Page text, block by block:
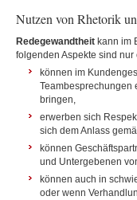
Nutzen von Rhetorik
Redegewandtheit kann im
folgenden Aspekte sind
können im
Teambesprechungen
bringen,
erwerben sich
sich dem Anlass
können
und Untergebenen
können auch in
oder wenn